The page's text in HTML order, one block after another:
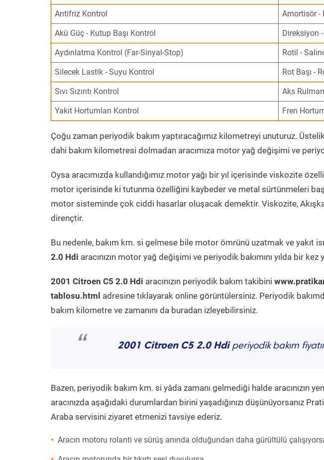
Antifriz Kontrol Amortisör -
Akü Güç - Kutup Başı Kontrol Direksiyon
Aydınlatma Kontrol (Far-Sinyal-Stop) Rotil -
Silecek Lastik - Suyu Kontrol Rot Başı -
Sıvı Sızıntı Kontrol Aks
Yakıt Hortumları Kontrol Fren
Çoğu zaman periyodik bakım yaptıracağımız kilometreyi unuturuz.
dahi bakım kilometresi dolmadan aracımıza motor yağ değişimi ve
Oysa aracımızda kullandığımız motor yağı bir yıl içerisinde viskozite
motor içerisinde ki tutunma özelliğini kaybeder ve metal sürtünmeleri
motor sisteminde çok ciddi hasarlar oluşacak demektir. Viskozite,
dirençtir.
Bu nedenle, bakım km. si gelmese bile motor ömrünü uzatmak ve yakıt
2.0 Hdi aracınızın motor yağ değişimi ve periyodik bakımını yılda bir kez
2001 Citroen C5 2.0 Hdi aracınızın periyodik bakım takibini
tablosu.html adresine tıklayarak online görüntülersiniz. Periyodik
bakım kilometre ve zamanını da buradan izleyebilirsiniz.
“ 2001 Citroen C5 2.0 Hdiperiyodik bakım
Bazen, periyodik bakım km. si yâda zamanı gelmediği halde aracınızın
aracınızda aşağıdaki durumlardan birini yaşadığınızı düşünüyorsanız
Araba servisini ziyaret etmenizi tavsiye ederiz.
Aracın motoru rolanti ve sürüş anında olduğundan daha gürültülü